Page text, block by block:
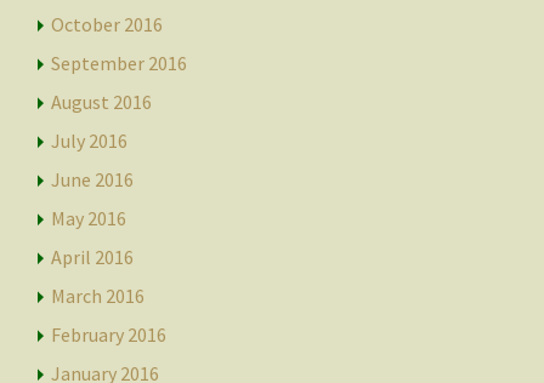
October 2016
September 2016
August 2016
July 2016
June 2016
May 2016
April 2016
March 2016
February 2016
January 2016